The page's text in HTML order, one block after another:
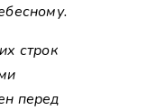
строк
перед